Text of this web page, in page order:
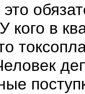
кого в